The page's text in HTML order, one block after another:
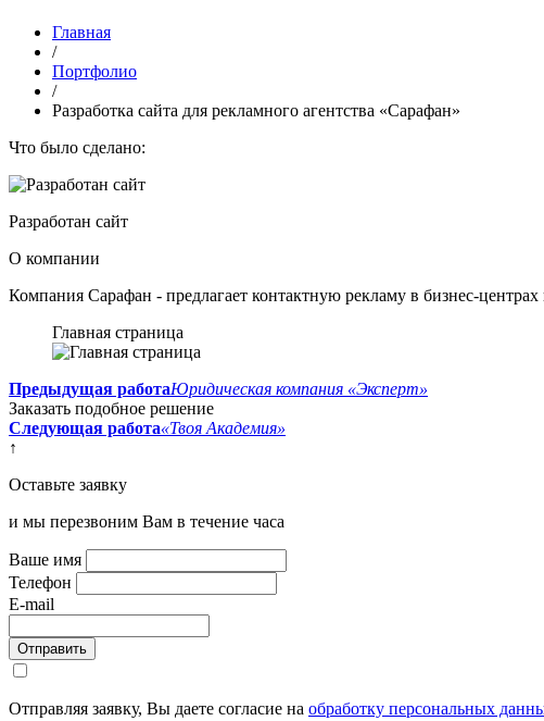
Главная
/
Портфолио
/
Разработка сайта для рекламного агентства «Сарафан»
Что было сделано:
Разработан сайт
О компании
Компания Сарафан - предлагает контактную рекламу в бизнес-
Главная страница
Предыдущая работаЮридическая компания «Эксперт»
Заказать подобное решение
Следующая работа«Твоя Академия»
↑
Оставьте заявку
и мы перезвоним Вам в течение часа
Ваше имя
Телефон
E-mail
Отправить
Отправляя заявку, Вы даете согласие на обработку персональных